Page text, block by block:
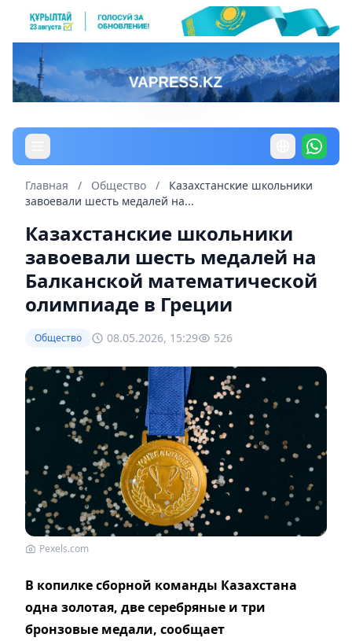
Главная / Общество /
Казахстанские школьники
завоевали шесть медалей на...
Казахстанские школьники
завоевали шесть медалей на
Балканской математической
олимпиаде в Греции
Общество 08.05.2026, 15:29 526
Pexels.com
В копилке сборной команды Казахстана
одна золотая, две серебряные и три
бронзовые медали, сообщает